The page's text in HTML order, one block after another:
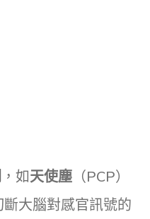
，如天使塵 （PCP）
大腦對感官訊號的